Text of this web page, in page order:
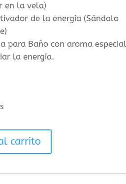
en la vela)
de la energía (Sándalo
para Baño con aroma
la energía.
carrito